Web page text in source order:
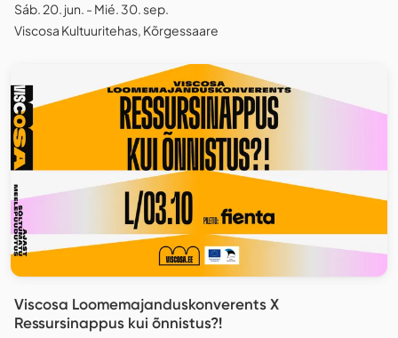
Sáb. 20. jun. - Mié. 30. sep.
Viscosa Kultuuritehas, Kõrgessaare
Viscosa Loomemajanduskonverents X
Ressursinappus kui õnnistus?!